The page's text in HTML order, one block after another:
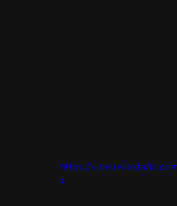
https://
4